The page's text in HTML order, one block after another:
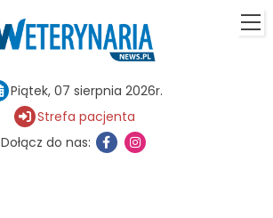
Piątek, 07 sierpnia 2026r.
Strefa pacjenta
Dołącz do nas: